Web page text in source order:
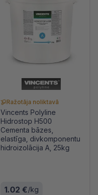
Ražotāja noliktavā
Vincents Polyline
Hidrostop H500
Cementa bāzes,
elastīga, divkomponentu
hidroizolācija A, 25kg
1.02 €/kg